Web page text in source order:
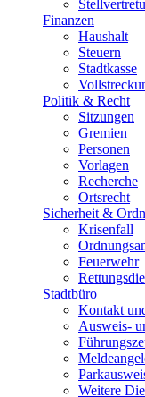
Finanzen
Haushalt
Steuern
Stadtkasse
Politik & Recht
Sitzungen
Gremien
Personen
Vorlagen
Recherche
Ortsrecht
Sicherheit &
Krisenfall
Feuerwehr
Stadtbüro
Kontakt
Ausweis-
Weitere